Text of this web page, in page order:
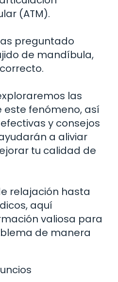
(ATM).
preguntado
de mandíbula,
las
fenómeno, así
y consejos
a aliviar
tu calidad de
relajación hasta
aquí
valiosa para
de manera